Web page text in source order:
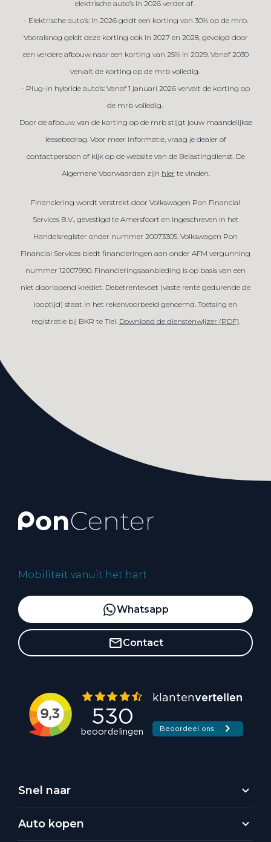
elektrische auto’s in 2026 verder af.
- Elektrische auto’s: In 2026 geldt een korting van 30% op de mrb.
Vooralsnog geldt deze korting ook in 2027 en 2028, gevolgd door
een verdere afbouw naar een korting van 25% in 2029. Vanaf 2030
vervalt de korting op de mrb volledig.
- Plug-in hybride auto’s: Vanaf 1 januari 2026 vervalt de korting op
de mrb volledig.
Door de afbouw van de korting op de mrb stijgt jouw maandelijkse
leasebedrag. Voor meer informatie, vraag je dealer of
contactpersoon of kijk op de website van de Belastingdienst. De
Algemene Voorwaarden zijn hier te vinden.
Financiering wordt verstrekt door Volkswagen Pon Financial
Services B.V., gevestigd te Amersfoort en ingeschreven in het
Handelsregister onder nummer 20073305. Volkswagen Pon
Financial Services biedt financieringen aan onder AFM vergunning
nummer 12007990. Financieringsaanbieding is op basis van een
niet doorlopend krediet. Debetrentevoet (vaste rente gedurende de
looptijd) staat in het rekenvoorbeeld genoemd. Toetsing en
registratie bij BKR te Tiel. Download de dienstenwijzer (PDF)
Mobiliteit vanuit het hart
Whatsapp
Contact
Snel naar
Auto kopen